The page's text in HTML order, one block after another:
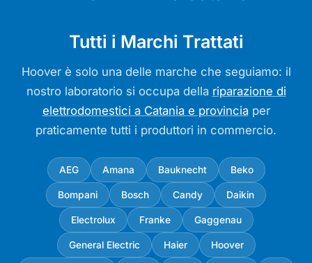
Tutti i Marchi Trattati
Hoover è solo una delle marche che seguiamo: il
nostro laboratorio si occupa della riparazione di
elettrodomestici a Catania e provinciaper
praticamente tutti i produttori in commercio.
AEG Amana Bauknecht Beko
Bompani Bosch Candy Daikin
Electrolux Franke Gaggenau
General Electric Haier Hoover